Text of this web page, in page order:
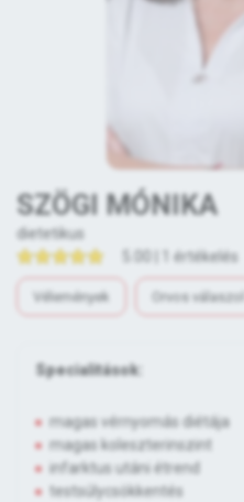
SZÖGI MÓNIKA
dietetikus
5.00 | 1 értékelés
Vélemények Orvos válaszol
Specialitások:
magas vérnyomás diétája
magas koleszterinszint
infarktus utáni étrend
testsúlycsökkentés